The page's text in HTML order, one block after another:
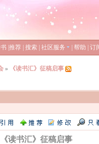
推荐 搜索 社区服务 帮助 订
» 《读书汇》征稿启事
《读书汇》征稿启事